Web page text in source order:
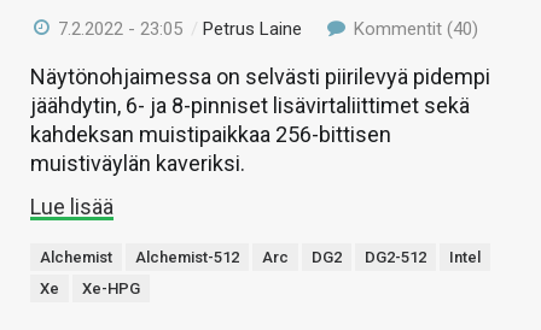
7.2.2022 - 23:05 /Petrus Laine Kommentit (40)
Näytönohjaimessa on selvästi piirilevyä pidempi
jäähdytin, 6- ja 8-pinniset lisävirtaliittimet sekä
kahdeksan muistipaikkaa 256-bittisen
muistiväylän kaveriksi.
Lue lisää
Alchemist Alchemist-512 Arc DG2 DG2-512
Intel
Xe
Xe-HPG